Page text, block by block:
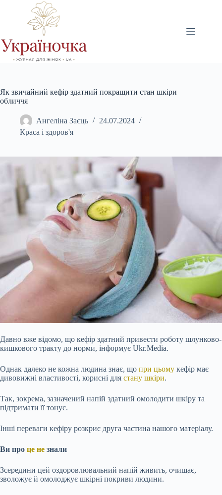
Як звичайний кефір здатний покращити стан шкіри
обличчя
Ангеліна Заєць
24.07.2024
Краса і здоров'я
Давно вже відомо, що кефір здатний привести роботу шлунково-
кишкового тракту до норми, інформує Ukr.Media.
Однак далеко не кожна людина знає, що при цьому кефір має
дивовижні властивості, корисні для стану шкіри.
Так, зокрема, зазначений напій здатний омолодити шкіру та
підтримати її тонус.
Інші переваги кефіру розкриє друга частина нашого матеріалу.
Ви про це не знали
Зсередини цей оздоровлювальний напій живить, очищає,
зволожує й омолоджує шкірні покриви людини.